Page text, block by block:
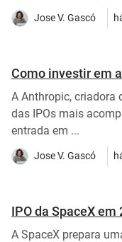
Jose V. Gascó
Como investir em
A Anthropic, criadora
das IPOs mais
entrada em ...
Jose V. Gascó
IPO da SpaceX
A SpaceX prepara